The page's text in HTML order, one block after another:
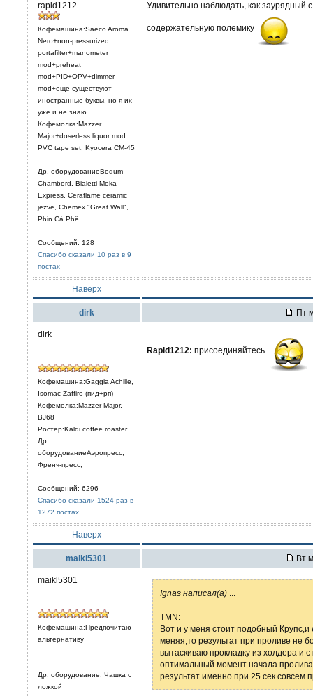
rapid1212
Кофемашина:Saeco Aroma
Nero+non-pressurized
portafilter+manometer
mod+preheat
mod+PID+OPV+dimmer
mod+еще существуют
иностранные буквы, но я их
уже и не знаю
Кофемолка:Mazzer
Major+doserless liquor mod
PVC tape set, Kyocera CM-45
Др. оборудованиеBodum
Chambord, Bialetti Moka
Express, Ceraflame ceramic
jezve, Chemex "Great Wall",
Phin Cà Phê
Сообщений: 128
Спасибо сказали 10 раз в 9
постах
Удивительно наблюдать, как заурядный
содержательную полемику
Наверх
dirk Пт
dirk
Кофемашина:Gaggia Achille,
Isomac Zaffiro (пид+рп)
Кофемолка:Mazzer Major,
BJ68
Ростер:Kaldi coffee roaster
Др.
оборудованиеАэропресс,
Френч-пресс,
Сообщений: 6296
Спасибо сказали 1524 раз в
1272 постах
Rapid1212: присоединяйтесь
Наверх
maikl5301 Вт
maikl5301
Кофемашина:Предпочитаю
альтернативу
Др. оборудование: Чашка с
ложкой
Ignas написал(а)
TMN:
Вот и у меня стоит подобный
меняя,то результат при проливе не
вытаскиваю прокладку из холдера и
оптимальный момент начала
результат именно при 25 сек.совсем